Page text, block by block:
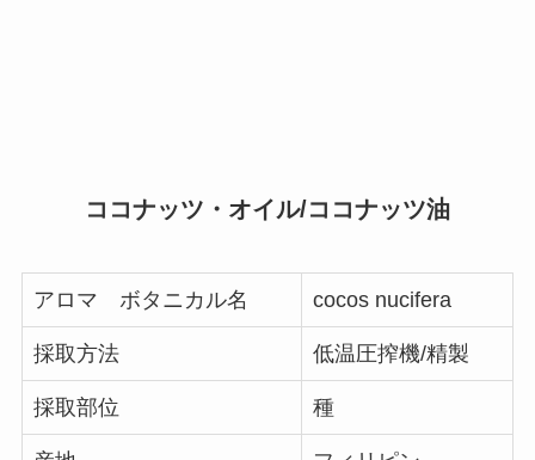
ココナッツ・オイル/ココナッツ油
アロマ ボタニカル名 cocos nucifera
採取方法 低温圧搾機/精製
採取部位 種